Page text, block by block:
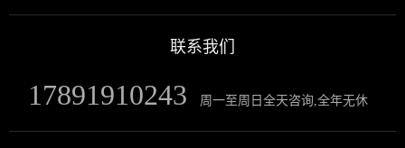
联系我们
17891910243 周一至周日全天咨询,全年无休